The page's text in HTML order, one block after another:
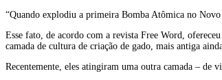
“Quando explodiu a primeira Bomba Atômica no
Esse fato, de acordo com a revista Free Word,
camada de cultura de criação de gado, mais antiga
Recentemente, eles atingiram uma outra camada –